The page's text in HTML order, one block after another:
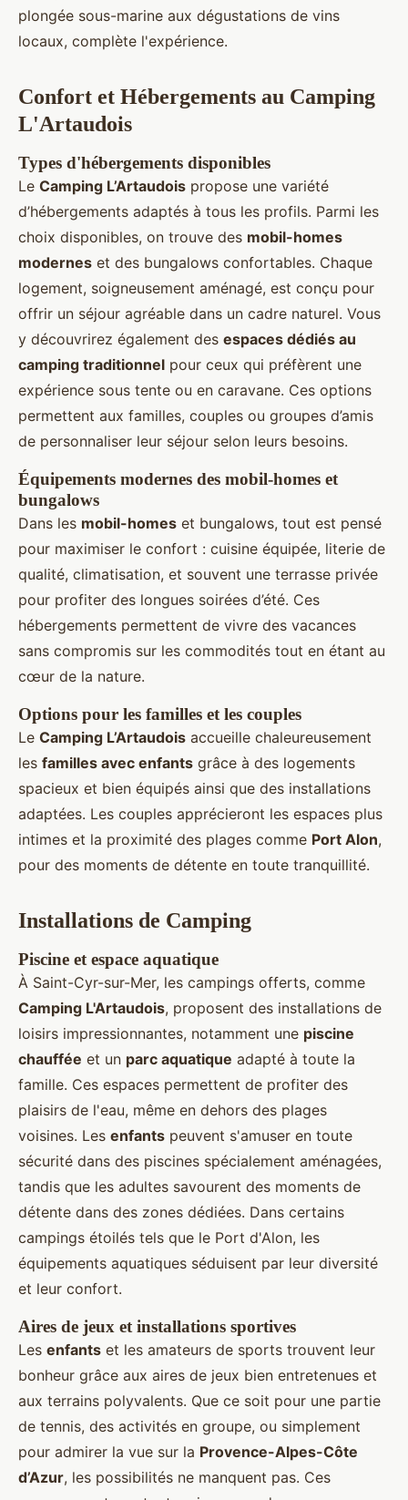
plongée sous-marine aux dégustations de vins
locaux, complète l'expérience.
Confort et Hébergements au Camping
L'Artaudois
Types d'hébergements disponibles
Le Camping L’Artaudois propose une variété
d’hébergements adaptés à tous les profils. Parmi les
choix disponibles, on trouve des mobil-homes
modernes et des bungalows confortables. Chaque
logement, soigneusement aménagé, est conçu pour
offrir un séjour agréable dans un cadre naturel. Vous
y découvrirez également des espaces dédiés au
camping traditionnel pour ceux qui préfèrent une
expérience sous tente ou en caravane. Ces options
permettent aux familles, couples ou groupes d’amis
de personnaliser leur séjour selon leurs besoins.
Équipements modernes des mobil-homes et
bungalows
Dans les mobil-homes et bungalows, tout est pensé
pour maximiser le confort : cuisine équipée, literie de
qualité, climatisation, et souvent une terrasse privée
pour profiter des longues soirées d’été. Ces
hébergements permettent de vivre des vacances
sans compromis sur les commodités tout en étant au
cœur de la nature.
Options pour les familles et les couples
Le Camping L’Artaudois accueille chaleureusement
les familles avec enfants grâce à des logements
spacieux et bien équipés ainsi que des installations
adaptées. Les couples apprécieront les espaces plus
intimes et la proximité des plages comme Port Alon,
pour des moments de détente en toute tranquillité.
Installations de Camping
Piscine et espace aquatique
À Saint-Cyr-sur-Mer, les campings offerts, comme
Camping L'Artaudois, proposent des installations de
loisirs impressionnantes, notamment une piscine
chauffée et un parc aquatique adapté à toute la
famille. Ces espaces permettent de profiter des
plaisirs de l'eau, même en dehors des plages
voisines. Les enfants peuvent s'amuser en toute
sécurité dans des piscines spécialement aménagées,
tandis que les adultes savourent des moments de
détente dans des zones dédiées. Dans certains
campings étoilés tels que le Port d'Alon, les
équipements aquatiques séduisent par leur diversité
et leur confort.
Aires de jeux et installations sportives
Les enfants et les amateurs de sports trouvent leur
bonheur grâce aux aires de jeux bien entretenues et
aux terrains polyvalents. Que ce soit pour une partie
de tennis, des activités en groupe, ou simplement
pour admirer la vue sur la Provence-Alpes-Côte
d’Azur, les possibilités ne manquent pas. Ces